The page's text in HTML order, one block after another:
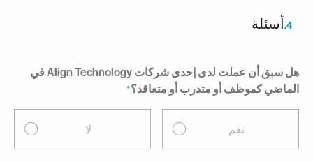
أسئلة
هل سبق أن عملت لدى إحدى شركات Align Technology في
كموظف أو متدرب أو متعاقد؟